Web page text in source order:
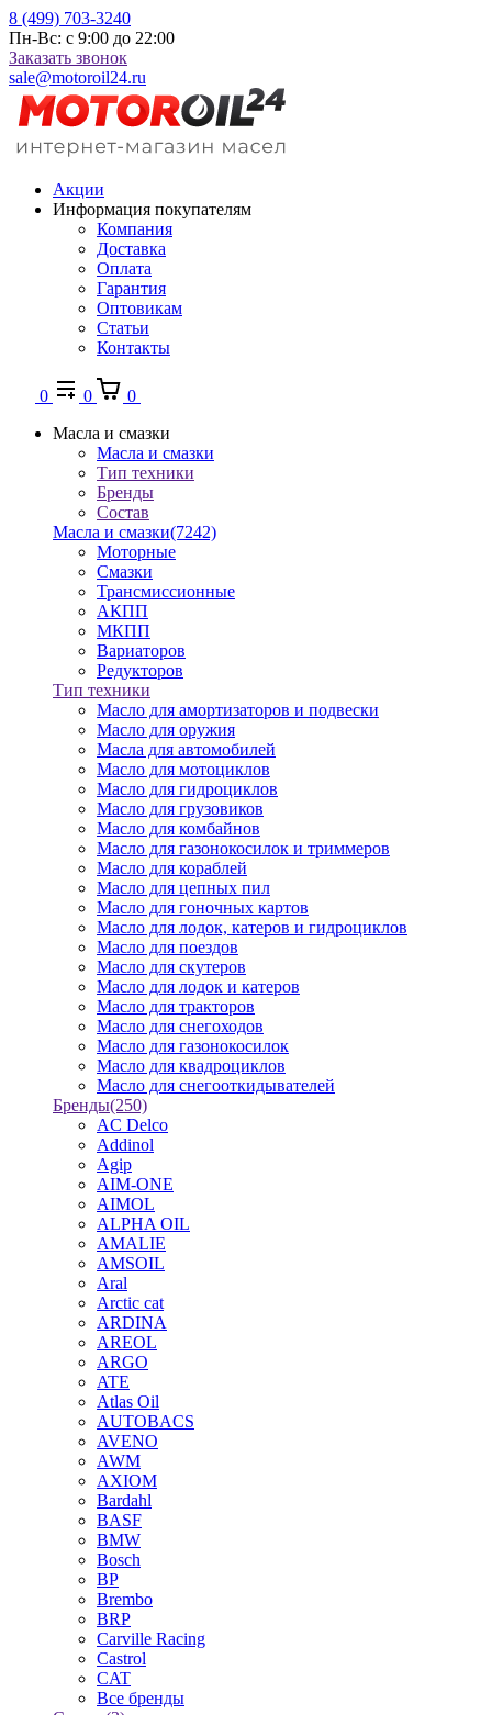
8 (499) 703-3240
Пн-Вс: с 9:00 до 22:00
Заказать звонок
sale@motoroil24.ru
Акции
Информация покупателям
Компания
Доставка
Оплата
Гарантия
Оптовикам
Статьи
Контакты
0 0
0
Масла и смазки
Масла и смазки
Тип техники
Бренды
Состав
Масла и смазки(7242)
Моторные
Смазки
Трансмиссионные
АКПП
МКПП
Вариаторов
Редукторов
Тип техники
Масло для амортизаторов и подвески
Масло для оружия
Масла для автомобилей
Масло для мотоциклов
Масло для гидроциклов
Масло для грузовиков
Масло для комбайнов
Масло для газонокосилок и триммеров
Масло для кораблей
Масло для цепных пил
Масло для гоночных картов
Масло для лодок, катеров и гидроциклов
Масло для поездов
Масло для скутеров
Масло для лодок и катеров
Масло для тракторов
Масло для снегоходов
Масло для газонокосилок
Масло для квадроциклов
Масло для снегооткидывателей
Бренды(250)
AC Delco
Addinol
Agip
AIM-ONE
AIMOL
ALPHA OIL
AMALIE
AMSOIL
Aral
Arctic cat
ARDINA
AREOL
ARGO
ATE
Atlas Oil
AUTOBACS
AVENO
AWM
AXIOM
Bardahl
BASF
BMW
Bosch
BP
Brembo
BRP
Carville Racing
Castrol
CAT
Все бренды